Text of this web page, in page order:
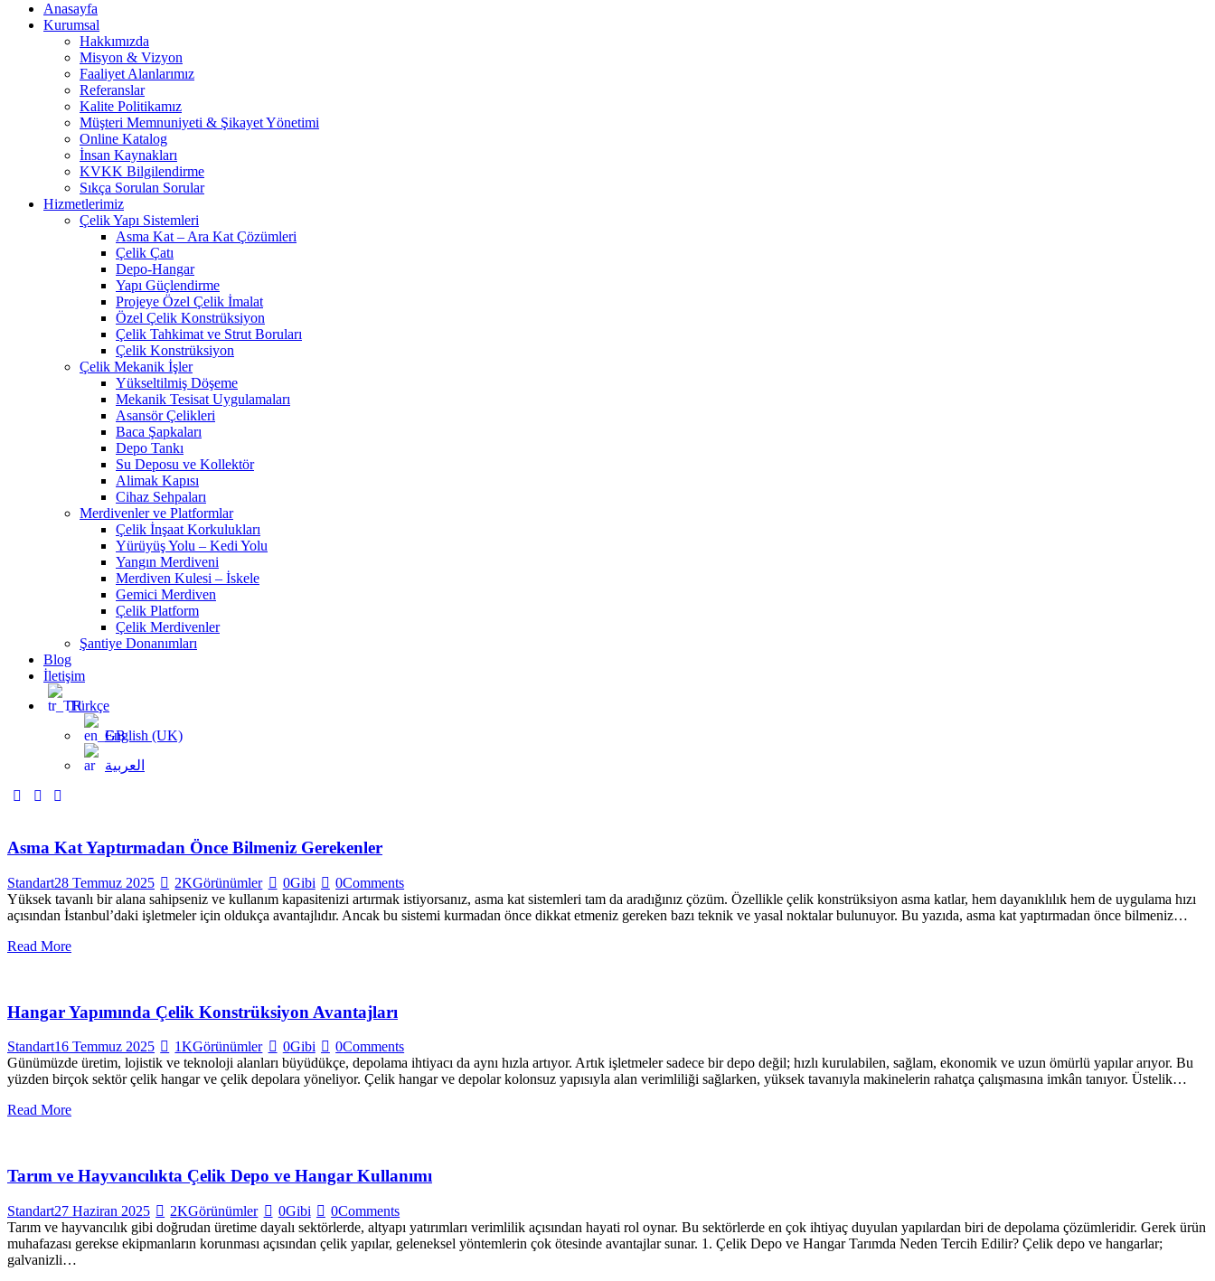
Anasayfa
Kurumsal
Hakkımızda
Misyon & Vizyon
Faaliyet Alanlarımız
Referanslar
Kalite Politikamız
Müşteri Memnuniyeti & Şikayet Yönetimi
Online Katalog
İnsan Kaynakları
KVKK Bilgilendirme
Sıkça Sorulan Sorular
Hizmetlerimiz
Çelik Yapı Sistemleri
Asma Kat – Ara Kat Çözümleri
Çelik Çatı
Depo-Hangar
Yapı Güçlendirme
Projeye Özel Çelik İmalat
Özel Çelik Konstrüksiyon
Çelik Tahkimat ve Strut Boruları
Çelik Konstrüksiyon
Çelik Mekanik İşler
Yükseltilmiş Döşeme
Mekanik Tesisat Uygulamaları
Asansör Çelikleri
Baca Şapkaları
Depo Tankı
Su Deposu ve Kollektör
Alimak Kapısı
Cihaz Sehpaları
Merdivenler ve Platformlar
Çelik İnşaat Korkulukları
Yürüyüş Yolu – Kedi Yolu
Yangın Merdiveni
Merdiven Kulesi – İskele
Gemici Merdiven
Çelik Platform
Çelik Merdivenler
Şantiye Donanımları
Blog
İletişim
Türkçe
English (UK)
العربية
Asma Kat Yaptırmadan Önce Bilmeniz Gerekenler
Standart28 Temmuz 2025 2KGörünümler 0Gibi 0Comments
Yüksek tavanlı bir alana sahipseniz ve kullanım kapasitenizi artırmak istiyorsanız, asma kat sistemleri tam da aradığınız çözüm. Özellikle çelik konstrüksiyon asma katlar, hem dayanıklılık hem de uygulama hızı
açısından İstanbul’daki işletmeler için oldukça avantajlıdır. Ancak bu sistemi kurmadan önce dikkat etmeniz gereken bazı teknik ve yasal noktalar bulunuyor. Bu yazıda, asma kat yaptırmadan önce bilmeniz…
Read More
Hangar Yapımında Çelik Konstrüksiyon Avantajları
Standart16 Temmuz 2025 1KGörünümler 0Gibi 0Comments
Günümüzde üretim, lojistik ve teknoloji alanları büyüdükçe, depolama ihtiyacı da aynı hızla artıyor. Artık işletmeler sadece bir depo değil; hızlı kurulabilen, sağlam, ekonomik ve uzun ömürlü yapılar arıyor. Bu
yüzden birçok sektör çelik hangar ve çelik depolara yöneliyor. Çelik hangar ve depolar kolonsuz yapısıyla alan verimliliği sağlarken, yüksek tavanıyla makinelerin rahatça çalışmasına imkân tanıyor. Üstelik…
Read More
Tarım ve Hayvancılıkta Çelik Depo ve Hangar Kullanımı
Standart27 Haziran 2025 2KGörünümler 0Gibi 0Comments
Tarım ve hayvancılık gibi doğrudan üretime dayalı sektörlerde, altyapı yatırımları verimlilik açısından hayati rol oynar. Bu sektörlerde en çok ihtiyaç duyulan yapılardan biri de depolama çözümleridir. Gerek ürün
muhafazası gerekse ekipmanların korunması açısından çelik yapılar, geleneksel yöntemlerin çok ötesinde avantajlar sunar. 1. Çelik Depo ve Hangar Tarımda Neden Tercih Edilir? Çelik depo ve hangarlar;
galvanizli…